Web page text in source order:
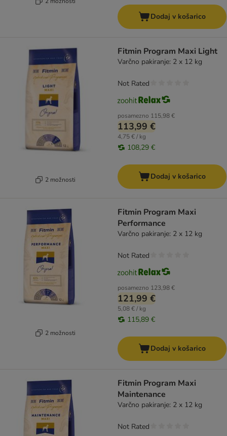
Dodaj v košarico
2 možnosti
Fitmin Program Maxi Light
Varčno pakiranje: 2 x 12 kg
posamezno 115,98 €
113,99 €
4,75 € / kg
108,29 €
Not Rated
Dodaj v košarico
2 možnosti
Fitmin Program Maxi
Performance
Varčno pakiranje: 2 x 12 kg
posamezno 123,98 €
121,99 €
5,08 € / kg
115,89 €
Not Rated
Dodaj v košarico
Fitmin Program Maxi
Maintenance
Varčno pakiranje: 2 x 12 kg
Not Rated